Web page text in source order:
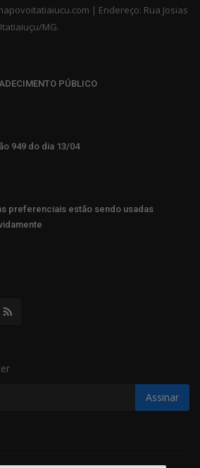
| Endereço: Rua Josias
MG.
PÚBLICO
949 do dia 13/04
preferenciais estão sendo usadas
Assinar